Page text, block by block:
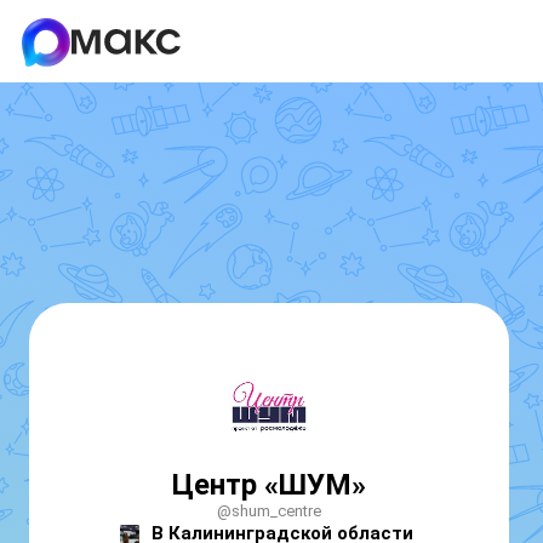
Центр «ШУМ»
@shum_centre
В Калининградской области